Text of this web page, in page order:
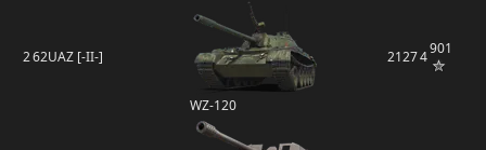
262UAZ [-II-]
WZ-120
21274901